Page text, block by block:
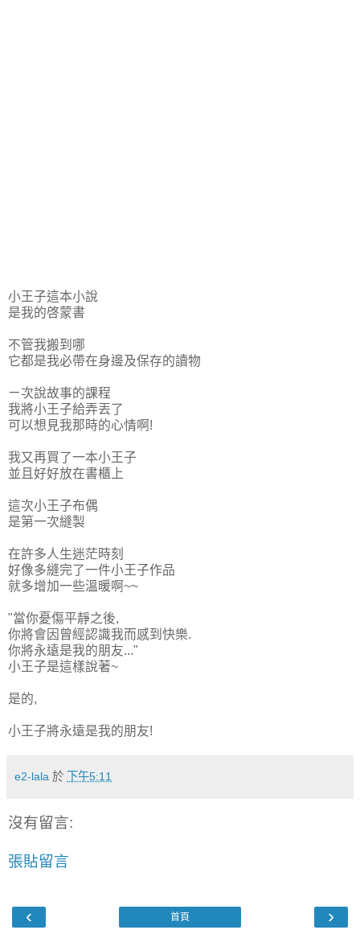
小王子這本小說
是我的啓蒙書
不管我搬到哪
它都是我必帶在身邊及保存的讀物
ㄧ次說故事的課程
我將小王子給弄丟了
可以想見我那時的心情啊!
我又再買了一本小王子
並且好好放在書櫃上
這次小王子布偶
是第一次縫製
在許多人生迷茫時刻
好像多縫完了一件小王子作品
就多增加一些溫暖啊~~
"當你憂傷平靜之後,
你將會因曾經認識我而感到快樂.
你將永遠是我的朋友..."
小王子是這樣說著~
是的,
小王子將永遠是我的朋友!
e2-lala 於 下午5:11
沒有留言:
張貼留言
‹ ›
首頁